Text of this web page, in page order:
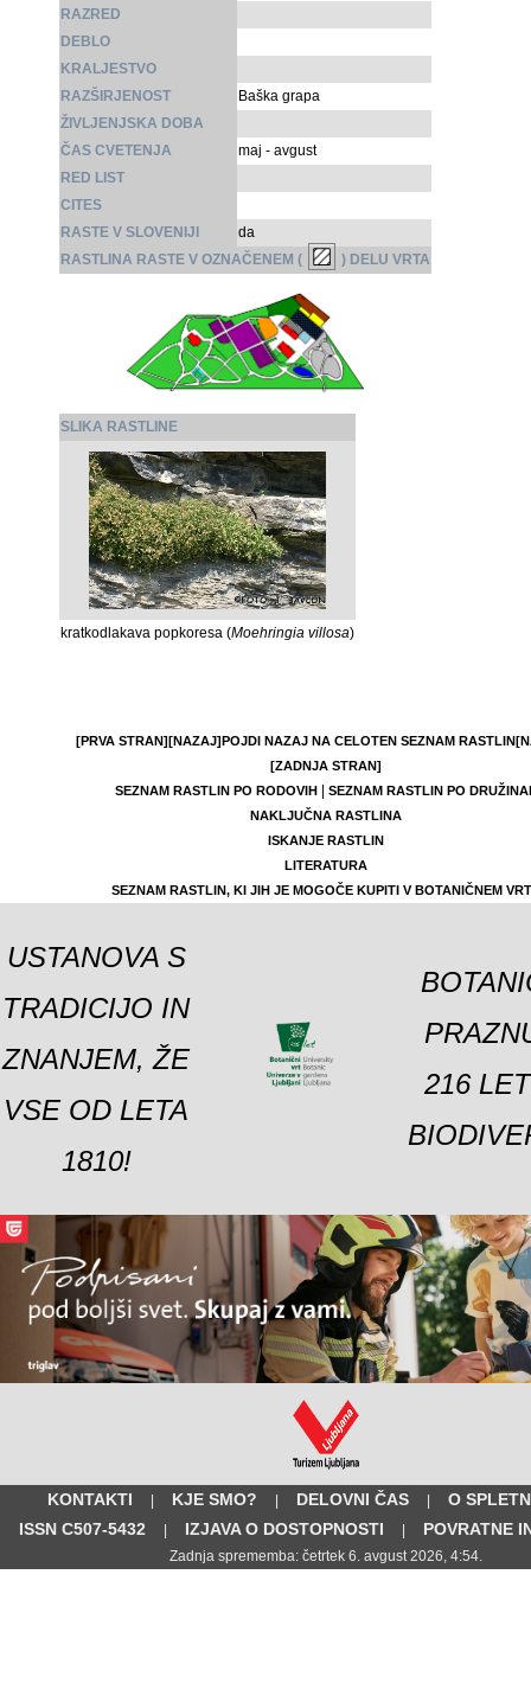
RAZRED
DEBLO
KRALJESTVO
RAZŠIRJENOST
Baška grapa
ŽIVLJENJSKA DOBA
ČAS CVETENJA
maj - avgust
RED LIST
CITES
RASTE V SLOVENIJI
da
RASTLINA RASTE V OZNAČENEM (
) DELU VRTA
SLIKA RASTLINE
kratkodlakava popkoresa (Moehringia villosa)
[PRVA STRAN][NAZAJ]POJDI NAZAJ NA CELOTEN SEZNAM RASTLIN
[ZADNJA STRAN]
SEZNAM RASTLIN PO RODOVIH|
SEZNAM RASTLIN PO
NAKLJUČNA RASTLINA
ISKANJE RASTLIN
LITERATURA
SEZNAM RASTLIN, KI JIH JE MOGOČE KUPITI V BOTANIČNEM
USTANOVA S
TRADICIJO IN
ZNANJEM, ŽE
VSE OD LETA
1810!
216
KONTAKTI | KJE SMO? | DELOVNI ČAS |
O
ISSN C507-5432
| IZJAVA O DOSTOPNOSTI | POVRATNE
Zadnja sprememba: četrtek 6. avgust 2026, 4:54.